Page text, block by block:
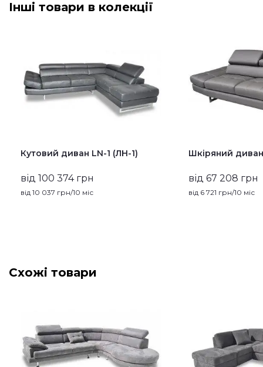
Інші товари в колекції
Кутовий диван LN-1 (ЛН-1)
від 100 374 грн
від 10 037 грн/10 міс
Шкіряний
від 67 208 грн
від 6 721 грн/10 міс
Схожі товари